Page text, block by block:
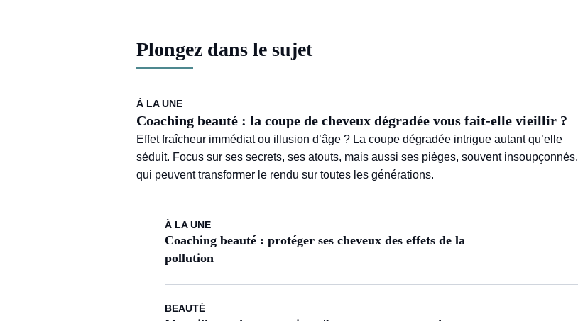
Plongez dans le sujet
À LA UNE
Coaching beauté : la coupe de cheveux dégradée vous fait-elle vieillir ?
Effet fraîcheur immédiat ou illusion d’âge ? La coupe dégradée intrigue autant qu’elle
séduit. Focus sur ses secrets, ses atouts, mais aussi ses pièges, souvent insoupçonnés,
qui peuvent transformer le rendu sur toutes les générations.
À LA UNE
Coaching beauté : protéger ses cheveux des effets de la
pollution
BEAUTÉ